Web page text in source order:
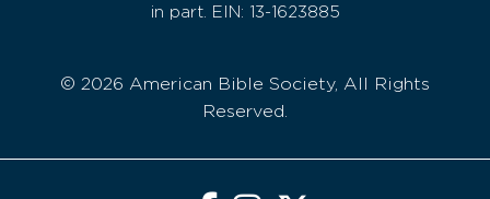
in part. EIN: 13-1623885
© 2026 American Bible Society, All Rights
Reserved.